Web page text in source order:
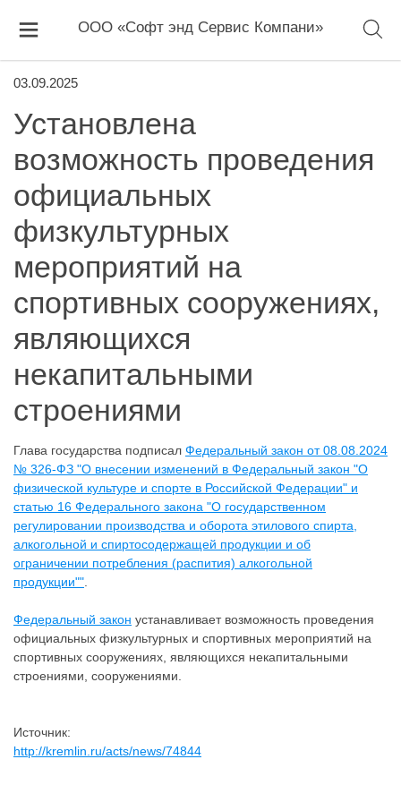
ООО «Софт энд Сервис Компани»
03.09.2025
Установлена
возможность проведения
официальных
физкультурных
мероприятий на
спортивных сооружениях,
являющихся
некапитальными
строениями
Глава государства подписал Федеральный закон от 08.08.2024
№ 326-ФЗ "О внесении изменений в Федеральный закон "О
физической культуре и спорте в Российской Федерации" и
статью 16 Федерального закона "О государственном
регулировании производства и оборота этилового спирта,
алкогольной и спиртосодержащей продукции и об
ограничении потребления (распития) алкогольной
продукции""
Федеральный закон устанавливает возможность проведения
официальных физкультурных и спортивных мероприятий на
спортивных сооружениях, являющихся некапитальными
строениями, сооружениями.
Источник:
http://kremlin.ru/acts/news/74844